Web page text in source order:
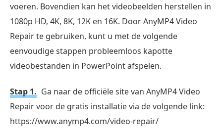
voeren. Bovendien kan het videobeelden herstellen in
1080p HD, 4K, 8K, 12K en 16K. Door AnyMP4 Video
Repair te gebruiken, kunt u met de volgende
eenvoudige stappen probleemloos kapotte
videobestanden in PowerPoint afspelen.
Stap 1. Ga naar de officiële site van AnyMP4 Video
Repair voor de gratis installatie via de volgende link:
https://www.anymp4.com/video-repair/